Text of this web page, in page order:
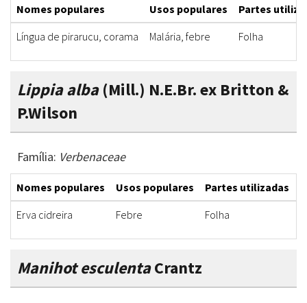
Nomes populares Usos populares
Partes
Língua de pirarucu, corama
Malária, febre Folha
Lippia alba(Mill.) N.E.Br. ex Britton &
P.Wilson
Família: Verbenaceae
Nomes populares Usos populares Partes utilizadas
Erva cidreira
Febre Folha
Manihot esculentaCrantz